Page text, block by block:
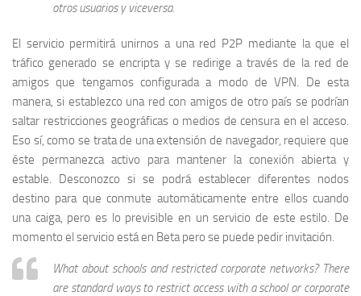
otros usuarios y viceversa.
El servicio permitirá unirnos a una red P2P mediante la que el
tráfico generado se encripta y se redirige a través de la red de
amigos que tengamos configurada a modo de VPN. De esta
manera, si establezco una red con amigos de otro país se podrían
saltar restricciones geográficas o medios de censura en el acceso.
Eso sí, como se trata de una extensión de navegador, requiere que
éste permanezca activo para mantener la conexión abierta y
estable. Desconozco si se podrá establecer diferentes nodos
destino para que conmute automáticamente entre ellos cuando
una caiga, pero es lo previsible en un servicio de este estilo. De
momento el servicio está en Beta pero se puede pedir invitación.
What about schools and restricted corporate networks? There
are standard ways to restrict access with a school or corporate